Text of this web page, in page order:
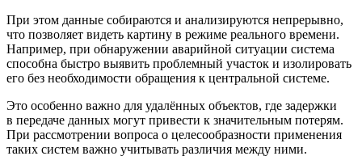
При этом данные собираются и анализируются непрерывно,
что позволяет видеть картину в режиме реального времени.
Например, при обнаружении аварийной ситуации система
способна быстро выявить проблемный участок и изолировать
его без необходимости обращения к центральной системе.
Это особенно важно для удалённых объектов, где задержки
в передаче данных могут привести к значительным потерям.
При рассмотрении вопроса о целесообразности применения
таких систем важно учитывать различия между ними.